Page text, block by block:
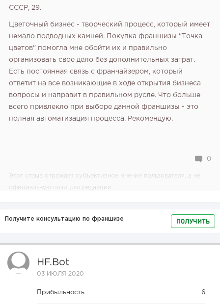
СССР, 29.
Цветочный бизнес - творческий процесс, который имеет
немало подводных камней. Покупка франшизы "Точка
цветов" помогла мне обойти их и правильно
организовать свое дело без дополнительных затрат.
Есть постоянная связь с франчайзером, который
ответит на все возникающие в ходе открытия бизнеса
вопросы и направит в правильном русле. Что больше
всего привлекло при выборе данной франшизы - это
полная автоматизация процесса. Рекомендую.
0
Этот отзыв отражает субъективное мнение пользователя, а не
официальную позицию редакции.
Получите консультацию по франшизе ПОЛУЧИТЬ
HF.bot
03 ИЮЛЯ 2020
Прибыльность 6